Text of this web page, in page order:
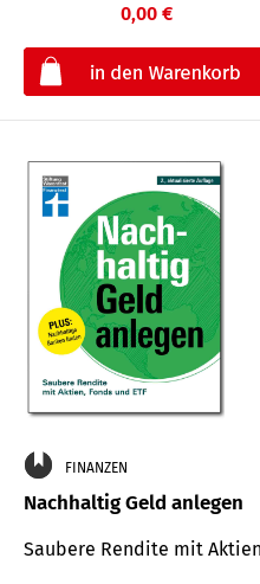
0,00 €
FINANZEN
Nachhaltig Geld anlegen
Saubere Rendite mit